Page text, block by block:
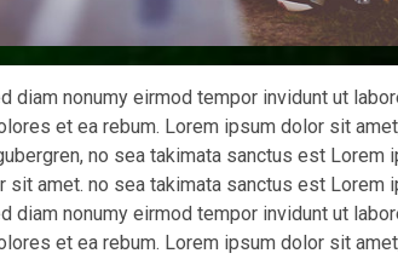
diam nonumy eirmod tempor invidunt ut
et ea rebum. Lorem ipsum dolor sit
no sea takimata sanctus est Lorem
amet. no sea takimata sanctus est Lorem
diam nonumy eirmod tempor invidunt ut
et ea rebum. Lorem ipsum dolor sit